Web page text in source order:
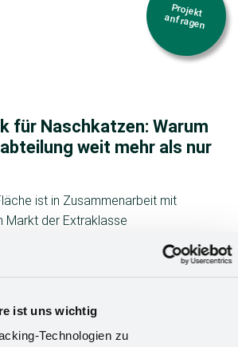
ist uns wichtig
Technologien zu
für Naschkatzen: Warum
weit mehr als nur
ist in Zusammenarbeit mit
Markt der Extraklasse
die als echtes Highlight die Blicke
Projekt
anfragen